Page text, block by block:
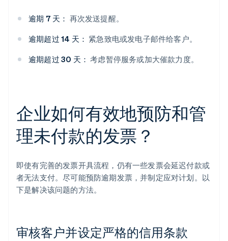
逾期 7 天： 再次发送提醒。
逾期超过 14 天： 紧急致电或发电子邮件给客户。
逾期超过 30 天： 考虑暂停服务或加大催款力度。
企业如何有效地预防和管
理未付款的发票？
即使有完善的发票开具流程，仍有一些发票会延迟付款或
者无法支付。尽可能预防逾期发票，并制定应对计划。以
下是解决该问题的方法。
审核客户并设定严格的信用条款